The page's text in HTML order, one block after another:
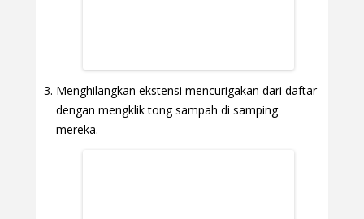
Menghilangkan ekstensi mencurigakan dari daftar
dengan mengklik tong sampah di samping
mereka.